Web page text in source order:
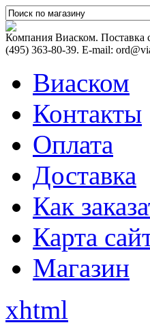
Компания Виаском. Поставка
(495) 363-80-39. E-mail:
Виаском
Контакты
Оплата
Доставка
Как
Карта
Магазин
xhtml